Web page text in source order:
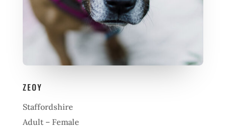
ZEOY
Staffordshire
Adult – Female